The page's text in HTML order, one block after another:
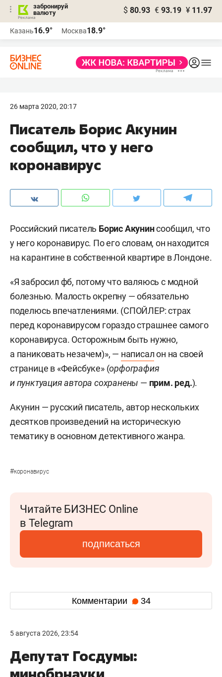
забронируй
валюту
$ 80.93 € 93.19 ¥ 11.97
Казань16.9° Москва18.9°
26 марта 2020, 20:17
Писатель Борис Акунин
сообщил, что у него
коронавирус
Российский писатель Борис Акунинсообщил, что
у него коронавирус. По его словам, он находится
на карантине в собственной квартире в Лондоне.
«Я забросил фб, потому что валяюсь с модной
болезнью. Малость окрепну — обязательно
поделюсь впечатлениями. (СПОЙЛЕР: страх
перед коронавирусом гораздо страшнее самого
коронавируса. Осторожным быть нужно,
а паниковать незачем)», — написалон на своей
странице в «Фейсбуке» (орфография
и пунктуация автора сохранены — прим. ред.).
Акунин — русский писатель, автор нескольких
десятков произведений на историческую
тематику в основном детективного жанра.
#коронавирус
Читайте БИЗНЕС Online
в Telegram
подписаться
Комментарии 34
5 августа 2026, 23:54
Депутат Госдумы: